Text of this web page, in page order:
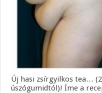
Új hasi zsírgyilkos tea…
úszógumidtól)! Íme a